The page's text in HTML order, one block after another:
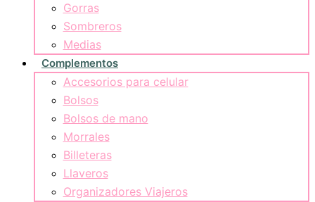
Gorras
Sombreros
Medias
Complementos
Accesorios para celular
Bolsos
Bolsos de mano
Morrales
Billeteras
Llaveros
Organizadores Viajeros